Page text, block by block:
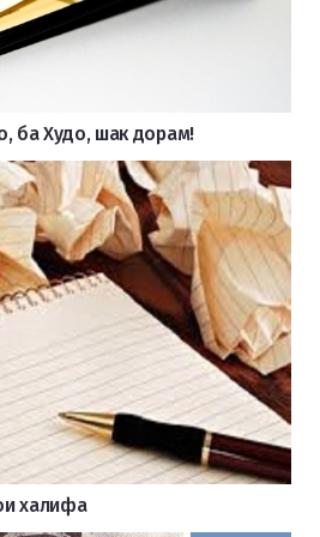
ба Худо, шак дорам!
халифа